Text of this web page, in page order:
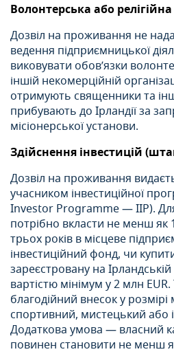
Волонтерська або
Дозвіл на проживання не
ведення підприємницької
виковувати обов’язки
іншій некомерційній
отримують священники та інші
прибувають до Ірландії за
місіонерської установи.
Здійснення інвестицій
Дозвіл на проживання
учасником інвестиційної
Investor Programme — IIP).
потрібно вкласти не менш як
трьох років в місцеве
інвестиційний фонд, чи
зареєстровану на
вартістю мінімум у 2 млн
благодійний внесок у розмірі
спортивний, мистецький або
Додаткова умова — власний
повинен становити не менш